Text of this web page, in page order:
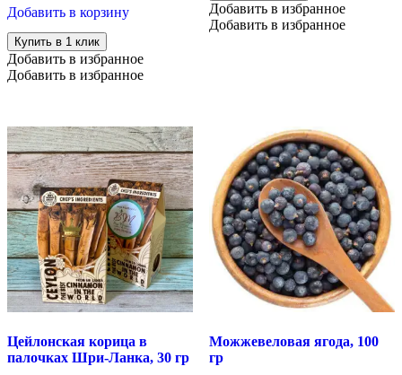
украшение,
для
декора,
Новогодний
интерьер,
4
палочек
Добавить в корзину
Купить в 1 клик
Добавить в избранное
Добавить в избранное
Добавить в избранное
Добавить в избранное
Цейлонская корица в
палочках Шри-Ланка, 30 гр
Можжевеловая ягода, 100
гр